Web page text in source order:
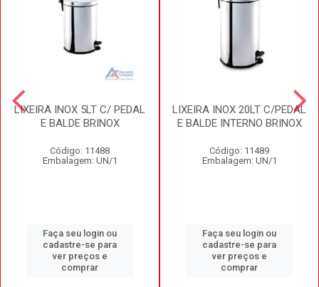
LIXEIRA INOX 5LT C/ PEDAL
E BALDE BRINOX
Código: 11488
Embalagem: UN/1
Faça seu login ou
cadastre-se para
ver preços e
comprar
LIXEIRA INOX 20LT C/PEDAL
E BALDE INTERNO BRINOX
Código: 11489
Embalagem: UN/1
Faça seu login ou
cadastre-se para
ver preços e
comprar